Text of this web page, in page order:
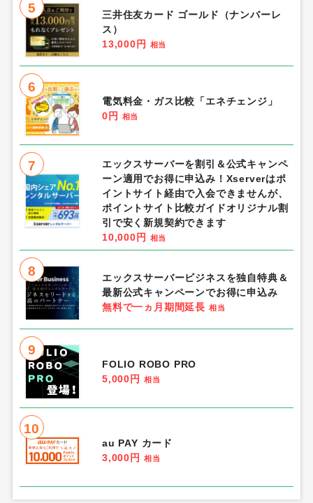
5
三井住友カード ゴールド（ナンバーレ
ス）
13,000円
相当
6
電気料金・ガス比較「エネチェンジ」
0円
相当
7
エックスサーバーを割引＆公式キャンペ
ーン適用でお得に申込み！Xserverはポ
イントサイト経由で入会できませんが、
ポイントサイト比較ガイドオリジナル割
引で安く新規契約できます
10,000円
相当
8
エックスサーバービジネスを独自特典＆
最新公式キャンペーンでお得に申込み
無料で一ヵ月期間延長 相当
9
FOLIO ROBO PRO
5,000円
相当
10
au PAY カード
3,000円
相当